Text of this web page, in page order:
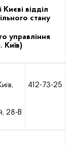
відділ
стану
управління
Київ)
28-В
412-73-25